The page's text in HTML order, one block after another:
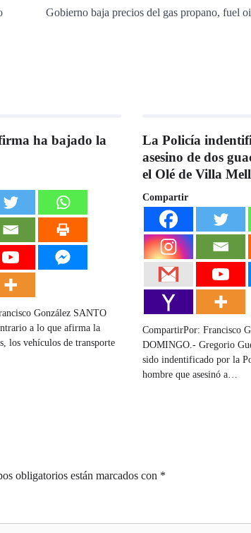
Gobierno baja precios del gas propano, fuel
ha bajado la
González SANTO
a lo que afirma la
los vehículos de transporte
La Policía
asesino de dos
el Olé de Villa
Compartir
CompartirPor: Francisco
DOMINGO.- Gregorio
sido indentificado por la
hombre que asesinó a…
obligatorios están marcados con *